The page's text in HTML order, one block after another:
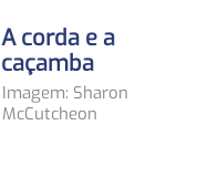
A corda e a
caçamba
Imagem: Sharon
McCutcheon